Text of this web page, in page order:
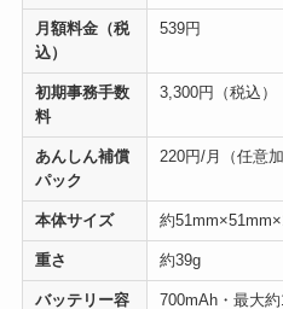
月額料金（税
込）
539円
初期事務手数
料
3,300円（税込）
あんしん補償
パック
220円/月（任意
本体サイズ 約
重さ 約39g
バッテリー容 700mAh・最大約